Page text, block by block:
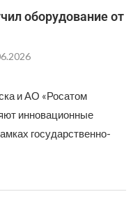
оборудование от
и АО «Росатом
инновационные
государственно-